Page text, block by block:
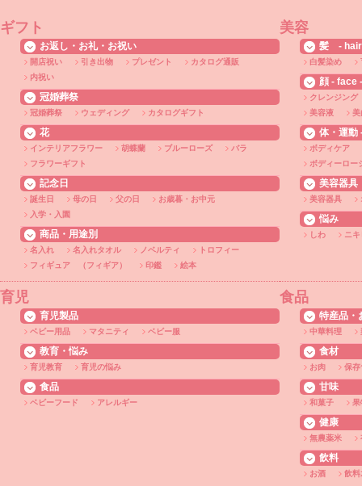
ギフト
お返し・お礼・お祝い
開店祝い 引き出物 プレゼント
カタログ通販
内祝い
冠婚葬祭
冠婚葬祭 ウェディング カタログギフト
花
インテリアフラワー 胡蝶蘭 ブルーローズ
バラ
フラワーギフト
記念日
誕生日 母の日 父の日
お歳暮・お中元
入学・入園
商品・用途別
名入れ 名入れタオル ノベルティ
トロフィー
フィギュア （フィギア）
印鑑 絵本
美容
髪 -
白髪染め
顔 - face -
クレンジング
美容液
美
体・運動
ボディケア
ボディーロー
美容器具
美容器具
悩み
しわ ニ
育児
育児製品
ベビー用品 マタニティ ベビー服
教育・悩み
育児教育 育児の悩み
食品
ベビーフード アレルギー
食品
特産品・
中華料理
食材
お肉 保存
甘味
和菓子 果
健康
無農薬米
飲料
お酒 飲料